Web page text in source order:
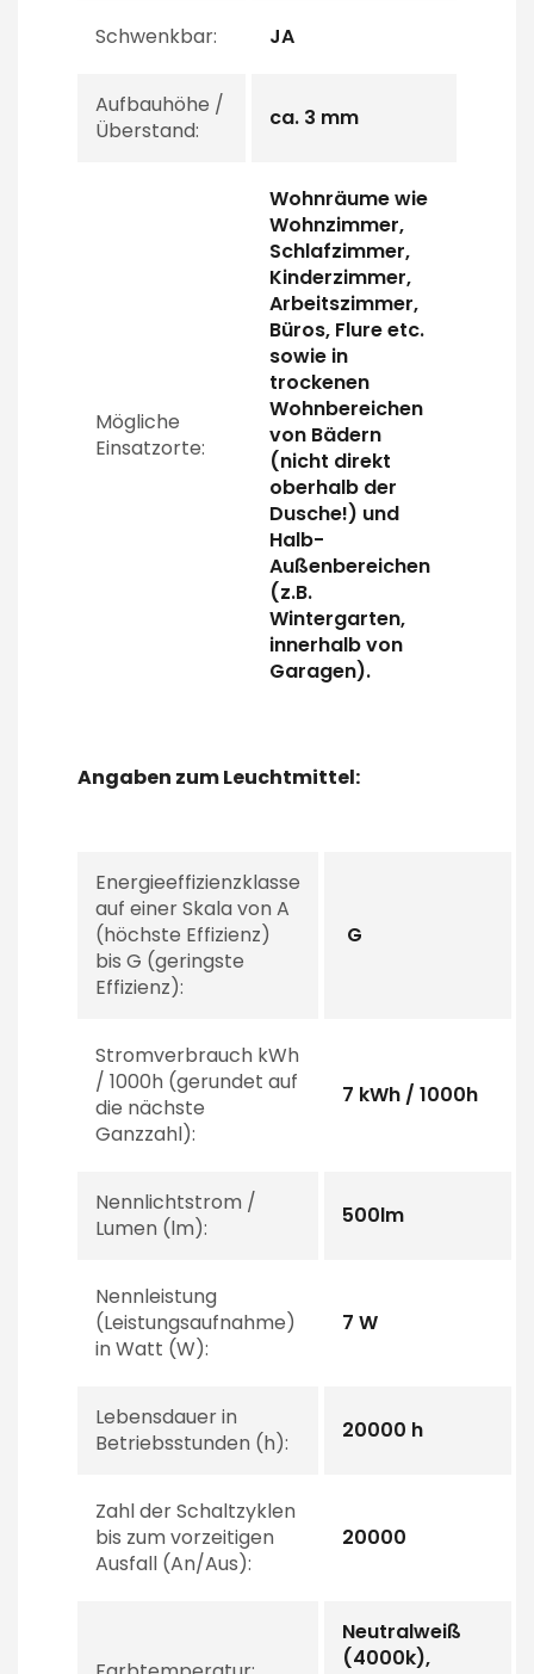
Schwenkbar: JA
Aufbauhöhe /
Überstand:
ca. 3 mm
Mögliche
Einsatzorte:
Wohnräume wie
Wohnzimmer,
Schlafzimmer,
Kinderzimmer,
Arbeitszimmer,
Büros, Flure etc.
sowie in
trockenen
Wohnbereichen
von Bädern
(nicht direkt
oberhalb der
Dusche!) und
Halb-
Außenbereichen
(z.B.
Wintergarten,
innerhalb von
Garagen).
Angaben zum Leuchtmittel:
Energieeffizienzklasse
auf einer Skala von A
(höchste Effizienz)
bis G (geringste
Effizienz):
G
Stromverbrauch kWh
/ 1000h (gerundet auf
die nächste
Ganzzahl):
7 kWh / 1000h
Nennlichtstrom /
Lumen (lm):
500lm
Nennleistung
(Leistungsaufnahme)
in Watt (W):
7 W
Lebensdauer in
Betriebsstunden (h):
20000 h
Zahl der Schaltzyklen
bis zum vorzeitigen
Ausfall (An/Aus):
20000
Neutralweiß
(4000k),